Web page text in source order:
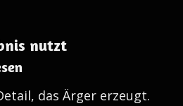
nutzt
das Ärger erzeugt.